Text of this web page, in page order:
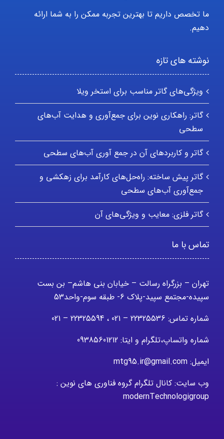
ما تخصص داریم تا بهترین تجربه ممکن را به شما ارائه
دهیم.
نوشته های تازه
ویژگی‌های گاتر مناسب برای استخر ویلا
گاتر: راهکاری نوین برای جمع‌آوری و هدایت آب‌های
سطحی
گاتر و کاربردهای آن در جمع آوری آب‌های سطحی
گاتر پیش ساخته: راه‌حل‌های کارآمد برای زهکشی و
جمع‌آوری آب‌های سطحی
گاتر فلزی: معایب و ویژگی‌های آن
تماس با ما
تهران – بزرگراه رسالت – خیابان بنی هاشم– بن بست
سپیده-مجتمع سپید-پلاک 6- طبقه سوم-واحد53
شماره تماس: 22325536 – 021 ، 22325594 – 021
شماره واتساپ،تلگرام و ایتا: 09385601212
ایمیل: mtg95.ir@gmail.com
وب سایت: کانال تلگرام گروه فناوری های نوین :
modernTechnologigroup